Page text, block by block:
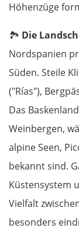
Höhenzüge
🏞️ Die
Nordspanien
Süden. Steile
("Rías"),
Das
Weinbergen,
alpine Seen,
bekannt sind.
Küstensystem
Vielfalt
besonders
Lübben
Pirna